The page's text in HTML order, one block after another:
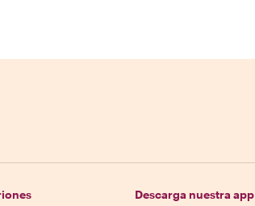
Descarga nuestra app